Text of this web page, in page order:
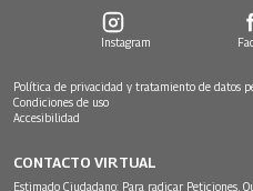
Instagram
Política de privacidad y tratamiento de datos
Condiciones de uso
Accesibilidad
CONTACTO VIRTUAL
Estimado Ciudadano: Para radicar Peticiones,